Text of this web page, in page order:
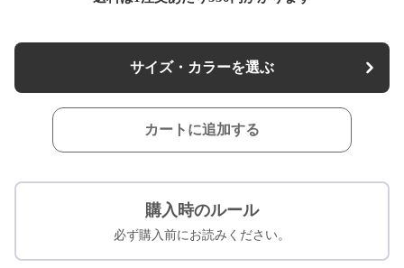
サイズ・カラーを選ぶ
カートに追加する
購入時のルール
必ず購入前にお読みください。